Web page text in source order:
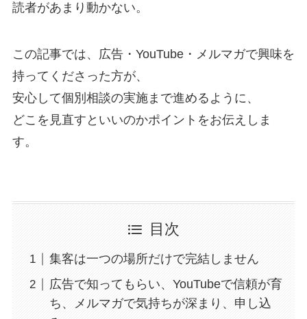
読者があまり動かない。
この記事では、広告・YouTube・メルマガで興味を
持ってくださった方が、
安心して個別相談の実施まで進めるように、
どこを見直すといいのかポイントをお伝えしま
す。
目次
集客は一つの場所だけで完結しません
広告で知ってもらい、YouTubeで信頼が育
ち、メルマガで気持ちが深まり、申し込